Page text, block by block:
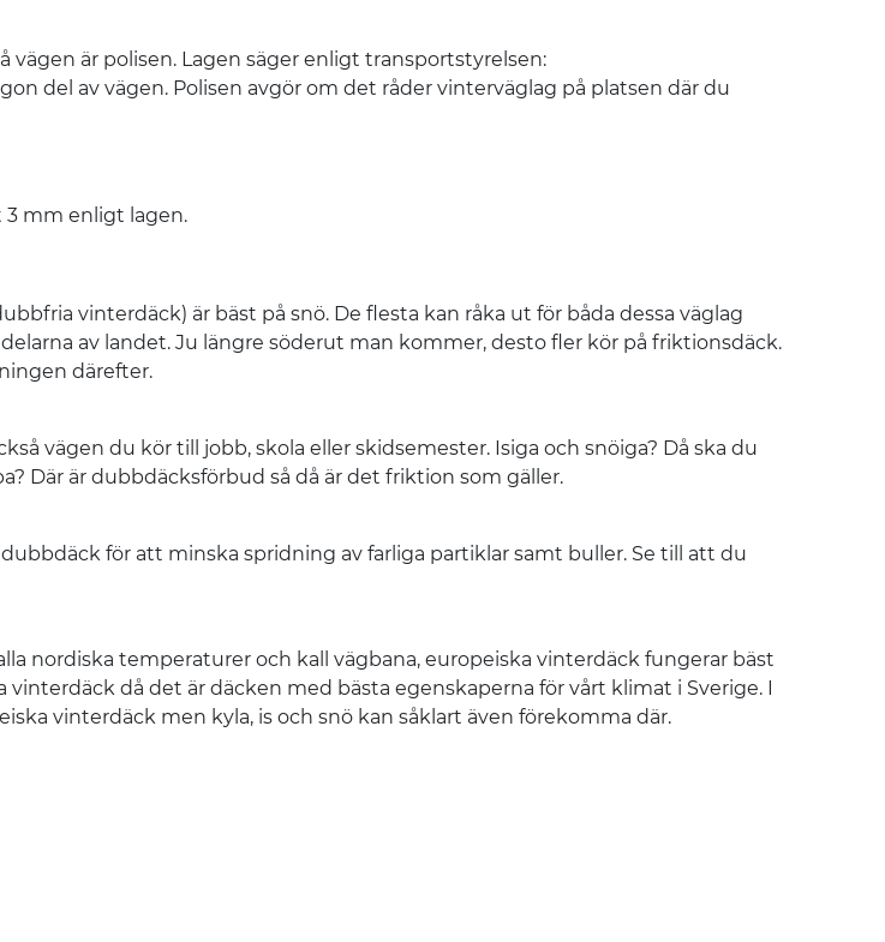
är polisen. Lagen säger enligt transportstyrelsen:
del av vägen. Polisen avgör om det råder vinterväglag på platsen där du
mm enligt lagen.
vinterdäck) är bäst på snö. De flesta kan råka ut för båda dessa väglag
av landet. Ju längre söderut man kommer, desto fler kör på friktionsdäck.
därefter.
vägen du kör till jobb, skola eller skidsemester. Isiga och snöiga? Då ska du
Där är dubbdäcksförbud så då är det friktion som gäller.
för att minska spridning av farliga partiklar samt buller. Se till att du
nordiska temperaturer och kall vägbana, europeiska vinterdäck fungerar bäst
då det är däcken med bästa egenskaperna för vårt klimat i Sverige. I
vinterdäck men kyla, is och snö kan såklart även förekomma där.